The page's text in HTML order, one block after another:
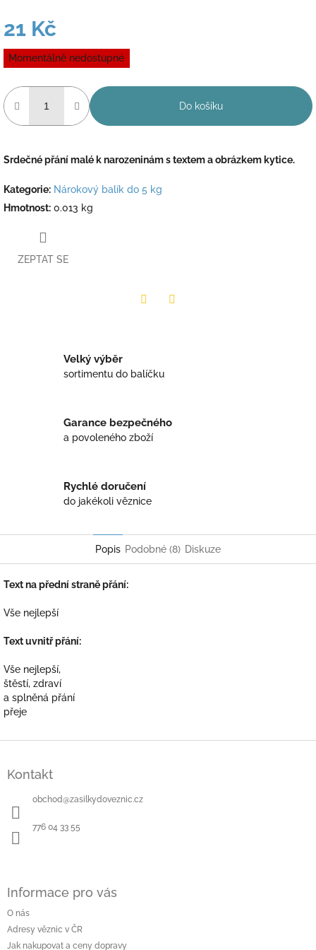
21 Kč
Měrná
cena:
Momentálně nedostupné
Do košíku
Srdečné přání malé k narozeninám s textem a obrázkem kytice.
Kategorie: Nárokový balík do 5 kg
Hmotnost: 0.013 kg
ZEPTAT SE
Velký výběr
sortimentu do balíčku
Garance bezpečného
a povoleného zboží
Rychlé doručení
do jakékoli věznice
Popis Podobné (8) Diskuze
Text na přední straně přání:
Vše nejlepší
Text uvnitř přání:
Vše nejlepší,
štěstí, zdraví
a splněná přání
přeje
Kontakt
obchod@zasilkydoveznic.cz
776 04 33 55
Informace pro vás
O nás
Adresy věznic v ČR
Jak nakupovat a ceny dopravy